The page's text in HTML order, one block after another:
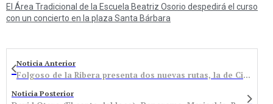
El Área Tradicional de la Escuela Beatriz Osorio despedirá el curso
con un concierto en la plaza Santa Bárbara
Noticia Anterior
Folgoso de la Ribera presenta dos nuevas rutas, la de Ciñales y la del Reguerón
Noticia Posterior